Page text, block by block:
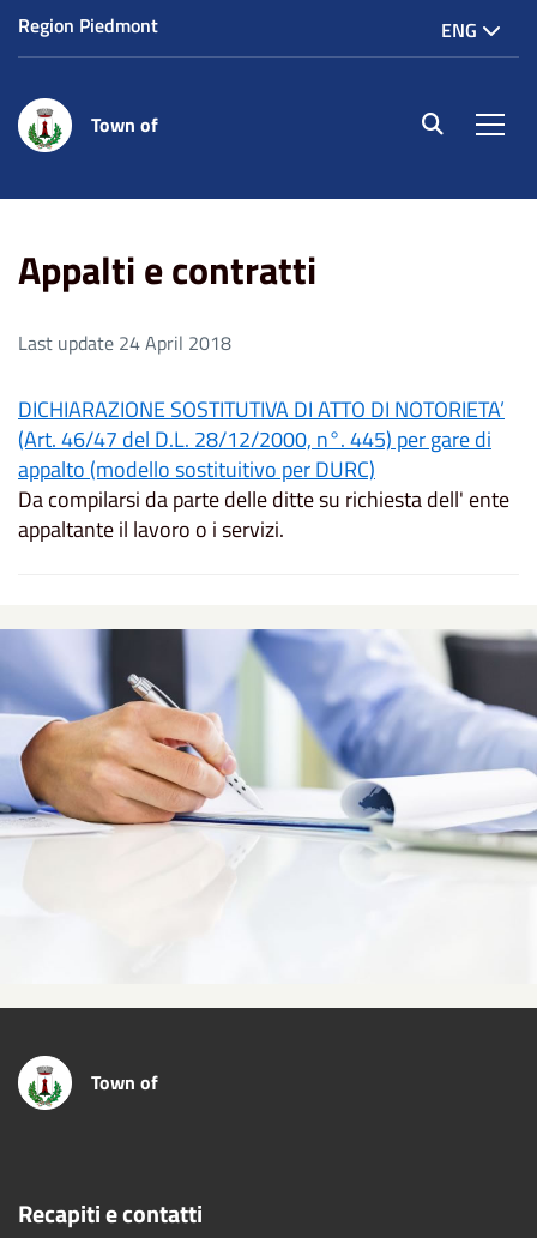
Region Piedmont ENG
Town of site.searc
Appalti e contratti
Last update 24 April 2018
DICHIARAZIONE SOSTITUTIVA DI ATTO DI NOTORIETA’
(Art. 46/47 del D.L. 28/12/2000, n°. 445) per gare di
appalto (modello sostituitivo per DURC)
Da compilarsi da parte delle ditte su richiesta dell' ente
appaltante il lavoro o i servizi.
Town of
Recapiti e contatti